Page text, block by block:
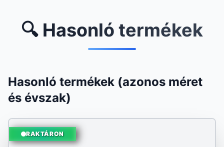
🔍 Hasonló termékek
Hasonló termékek (azonos méret
és évszak)
RAKTÁRON